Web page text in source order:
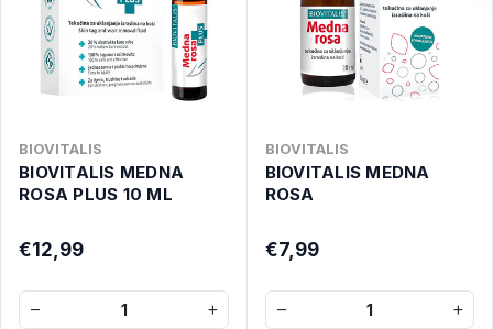
BIOVITALIS
BIOVITALIS MEDNA
ROSA PLUS 10 ML
€12,99
− +
BIOVITALIS
BIOVITALIS MEDNA
ROSA
€7,99
− +